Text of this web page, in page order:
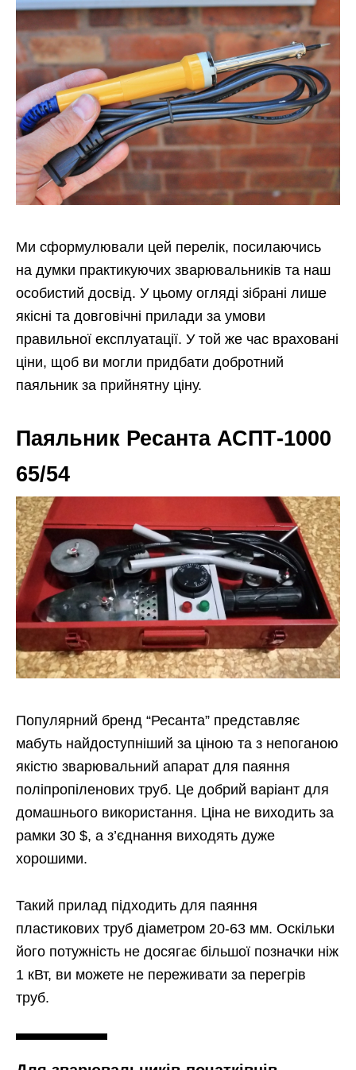
Ми сформулювали цей перелік, посилаючись
на думки практикуючих зварювальників та наш
особистий досвід. У цьому огляді зібрані лише
якісні та довговічні прилади за умови
правильної експлуатації. У той же час враховані
ціни, щоб ви могли придбати добротний
паяльник за прийнятну ціну.
Паяльник Ресанта АСПТ-1000
65/54
Популярний бренд “Ресанта” представляє
мабуть найдоступніший за ціною та з непоганою
якістю зварювальний апарат для паяння
поліпропіленових труб. Це добрий варіант для
домашнього використання. Ціна не виходить за
рамки 30 $, а з’єднання виходять дуже
хорошими.
Такий прилад підходить для паяння
пластикових труб діаметром 20-63 мм. Оскільки
його потужність не досягає більшої позначки ніж
1 кВт, ви можете не переживати за перегрів
труб.